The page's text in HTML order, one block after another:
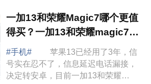
一加13和荣耀Magic7哪个更值
得买？一加13和荣耀magic7哪
个更护眼
#手机#
苹果13已经用了3年，信
号实在忍不了，信息延迟电话漏接，
决定转安卓，目前一加13和荣耀